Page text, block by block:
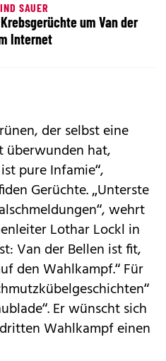
SAUER
um Van der
Internet
der selbst eine
überwunden hat,
pure Infamie“,
Gerüchte. „Unterste
wehrt
Lothar Lockl in
Van der Bellen ist fit,
den Wahlkampf.“ Für
Er wünscht sich
Wahlkampf einen